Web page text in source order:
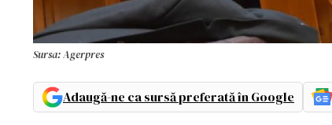
Sursa: Agerpres
Adaugă-ne ca sursă preferată în Google